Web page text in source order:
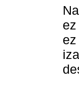
ez ni, ez
ez da
izango,